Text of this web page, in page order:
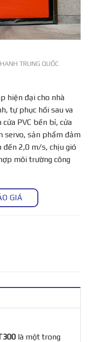
TRUNG QUỐC
hiện đại cho nhà
tự phục hồi sau va
PVC bền bỉ, cửa
servo, sản phẩm đảm
đến 2,0 m/s, chịu gió
môi trường công
GIÁ
là một trong